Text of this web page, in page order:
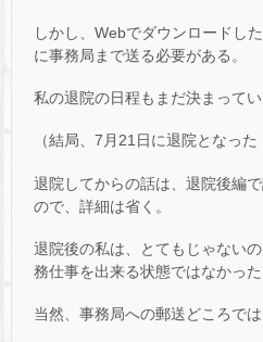
しかし、Webでダウンロードし
に事務局まで送る必要がある。
私の退院の日程もまだ決まってい
（結局、7月21日に退院となった
退院してからの話は、退院後編
ので、詳細は省く。
退院後の私は、とてもじゃない
務仕事を出来る状態ではなかった
当然、事務局への郵送どころでは